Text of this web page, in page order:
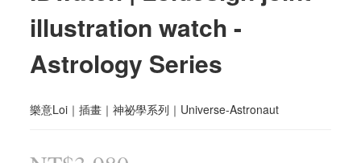
illustration watch -
Astrology Series
樂意Loi｜插畫｜神祕學系列｜Universe-Astronaut